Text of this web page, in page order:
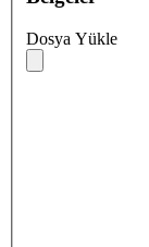
Dosya Yükle